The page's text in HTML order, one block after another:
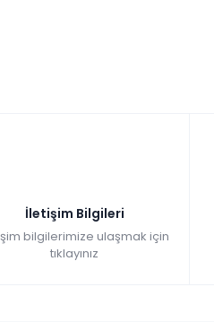
İletişim Bilgileri
bilgilerimize ulaşmak için
tıklayınız